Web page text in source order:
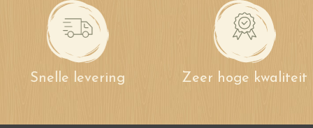
Snelle levering Zeer hoge kwaliteit